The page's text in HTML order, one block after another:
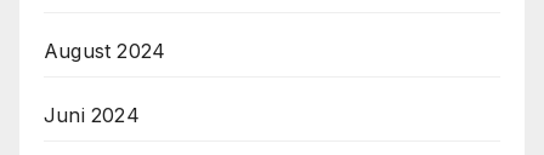
August 2024
Juni 2024